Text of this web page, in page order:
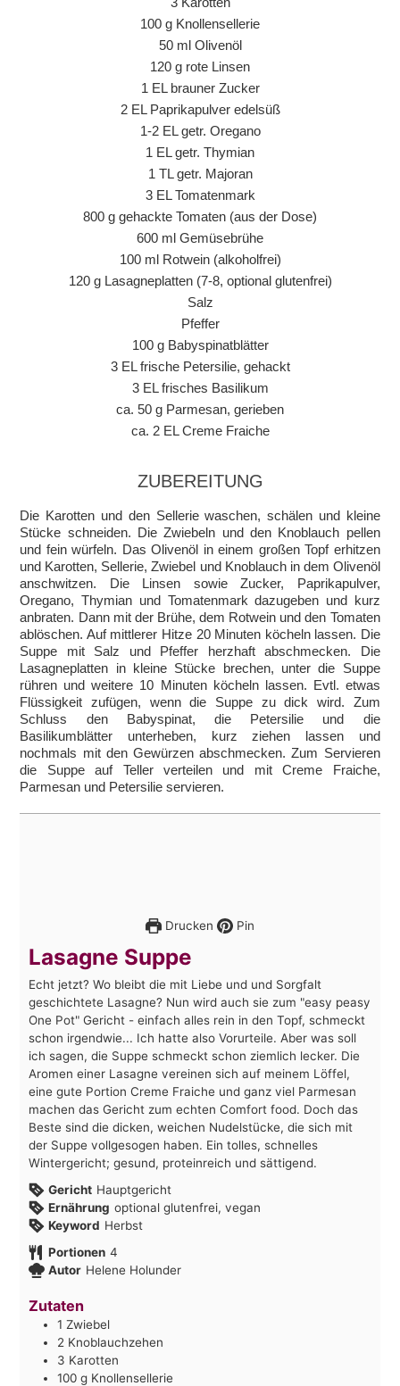
100 g Knollensellerie
50 ml Olivenöl
120 g rote Linsen
1 EL brauner Zucker
2 EL Paprikapulver edelsüß
1-2 EL getr. Oregano
1 EL getr. Thymian
1 TL getr. Majoran
3 EL Tomatenmark
800 g gehackte Tomaten (aus der Dose)
600 ml Gemüsebrühe
100 ml Rotwein (alkoholfrei)
120 g Lasagneplatten (7-8, optional glutenfrei)
Salz
Pfeffer
100 g Babyspinatblätter
3 EL frische Petersilie, gehackt
3 EL frisches Basilikum
ca. 50 g Parmesan, gerieben
ca. 2 EL Creme Fraiche
ZUBEREITUNG
Die Karotten und den Sellerie waschen, schälen und kleine
Stücke schneiden. Die Zwiebeln und den Knoblauch pellen
und fein würfeln. Das Olivenöl in einem großen Topf erhitzen
und Karotten, Sellerie, Zwiebel und Knoblauch in dem Olivenöl
anschwitzen. Die Linsen sowie Zucker, Paprikapulver,
Oregano, Thymian und Tomatenmark dazugeben und kurz
anbraten. Dann mit der Brühe, dem Rotwein und den Tomaten
ablöschen. Auf mittlerer Hitze 20 Minuten köcheln lassen. Die
Suppe mit Salz und Pfeffer herzhaft abschmecken. Die
Lasagneplatten in kleine Stücke brechen, unter die Suppe
rühren und weitere 10 Minuten köcheln lassen. Evtl. etwas
Flüssigkeit zufügen, wenn die Suppe zu dick wird. Zum
Schluss den Babyspinat, die Petersilie und die
Basilikumblätter unterheben, kurz ziehen lassen und
nochmals mit den Gewürzen abschmecken. Zum Servieren
die Suppe auf Teller verteilen und mit Creme Fraiche,
Parmesan und Petersilie servieren.
Drucken Pin
Lasagne Suppe
Echt jetzt? Wo bleibt die mit Liebe und und Sorgfalt
geschichtete Lasagne? Nun wird auch sie zum "easy peasy
One Pot" Gericht - einfach alles rein in den Topf, schmeckt
schon irgendwie... Ich hatte also Vorurteile. Aber was soll
ich sagen, die Suppe schmeckt schon ziemlich lecker. Die
Aromen einer Lasagne vereinen sich auf meinem Löffel,
eine gute Portion Creme Fraiche und ganz viel Parmesan
machen das Gericht zum echten Comfort food. Doch das
Beste sind die dicken, weichen Nudelstücke, die sich mit
der Suppe vollgesogen haben. Ein tolles, schnelles
Wintergericht; gesund, proteinreich und sättigend.
Gericht Hauptgericht
Ernährung optional glutenfrei, vegan
Keyword Herbst
Portionen 4
Autor Helene Holunder
Zutaten
1 Zwiebel
2 Knoblauchzehen
3 Karotten
100 g Knollensellerie